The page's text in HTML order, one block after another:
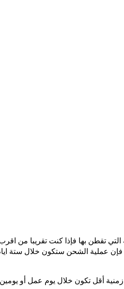
تقطن بها فإذا كنت تقريبا من
فإن عملية الشحن ستكون خلال ستة
تكون خلال يوم عمل أو يومين عمل و